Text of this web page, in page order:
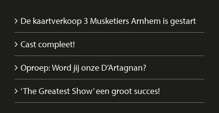
De kaartverkoop 3 Musketiers Arnhem is gestart
Cast compleet!
Oproep: Word jij onze D’Artagnan?
‘The Greatest Show’ een groot succes!